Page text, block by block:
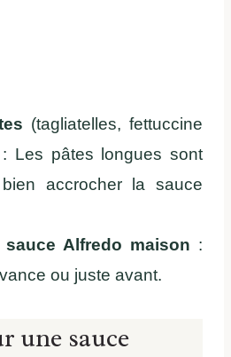
(tagliatelles, fettuccine
Les pâtes longues sont
accrocher la sauce
Alfredo maison :
ou juste avant.
une sauce